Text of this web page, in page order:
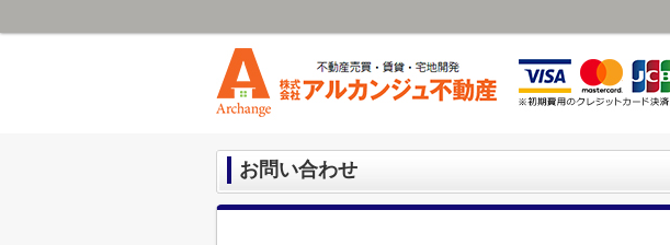
お問い合わせ